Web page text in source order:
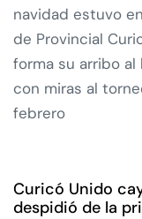
navidad estuvo
de Provincial
forma su arribo
con miras al
febrero
Curicó Unido
despidió de la